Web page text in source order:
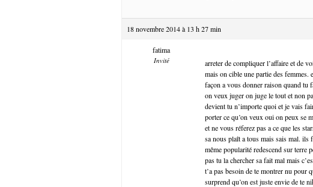
18 novembre 2014 à 13 h 27 min
fatima
Invité
arreter de compliquer l’affaire et de
mais on cible une partie des femmes.
façon a vous donner raison quand tu
on veux juger on juge le tout et non
devient tu n’importe quoi et je vais
porter ce qu’on veux oui on peux se
et ne vous réferez pas a ce que les
sa nous plaît a tous mais sais mal. ils
même popularité redescend sur terre
pas tu la chercher sa fait mal mais
t’a pas besoin de te montrer nu pour
surprend qu’on est juste envie de te